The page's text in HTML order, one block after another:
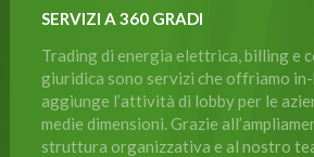
SERVIZI A 360 GRADI
Trading di energia elettrica, billing e
giuridica sono servizi che offriamo in-
aggiunge l’attività di lobby per le
medie dimensioni. Grazie
struttura organizzativa e al nostro